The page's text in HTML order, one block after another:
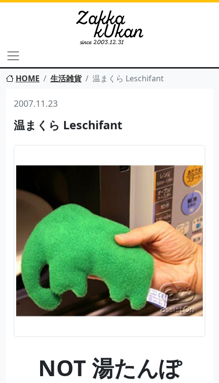
HOME 生活雑貨 温まくら Leschifant
2007.11.23
温まくら Leschifant
NOT 湯たんぽ